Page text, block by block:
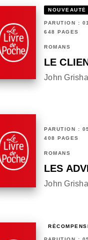
NOUVEAUTÉ
PARUTION :
648 PAGES
ROMANS
LE
John
PARUTION :
408 PAGES
ROMANS
LES
John